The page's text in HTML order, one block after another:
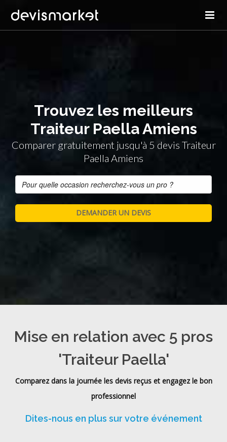
Trouvez les meilleurs
Traiteur Paella Amiens
Comparer gratuitement jusqu'à 5 devis Traiteur
Paella Amiens
Mise en relation avec 5 pros
'Traiteur Paella'
Comparez dans la journée les devis reçus et engagez le bon
professionnel
Dites-nous en plus sur votre événement